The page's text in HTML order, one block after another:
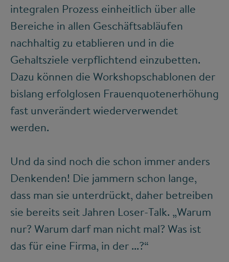
integralen Prozess einheitlich über alle
Bereiche in allen Geschäftsabläufen
nachhaltig zu etablieren und in die
Gehaltsziele verpflichtend einzubetten.
Dazu können die Workshopschablonen der
bislang erfolglosen Frauenquotenerhöhung
fast unverändert wiederverwendet
werden.
Und da sind noch die schon immer anders
Denkenden! Die jammern schon lange,
dass man sie unterdrückt, daher betreiben
sie bereits seit Jahren Loser-Talk. „Warum
nur? Warum darf man nicht mal? Was ist
das für eine Firma, in der ...?“